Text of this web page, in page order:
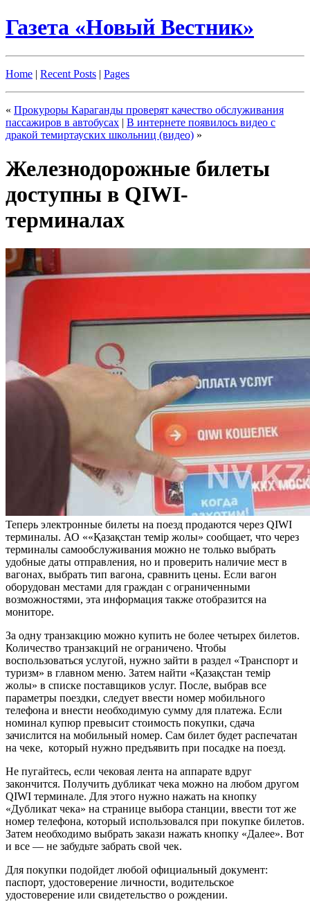
Газета «Новый Вестник»
Home | Recent Posts | Pages
« Прокуроры Караганды проверят качество обслуживания
пассажиров в автобусах | В интернете появилось видео с
дракой темиртауских школьниц (видео) »
Железнодорожные билеты
доступны в QIWI-
терминалах
Теперь электронные билеты на поезд продаются через QIWI
терминалы. АО ««Қазақстан темір жолы» сообщает, что через
терминалы самообслуживания можно не только выбрать
удобные даты отправления, но и проверить наличие мест в
вагонах, выбрать тип вагона, сравнить цены. Если вагон
оборудован местами для граждан с ограниченными
возможностями, эта информация также отобразится на
мониторе.
За одну транзакцию можно купить не более четырех билетов.
Количество транзакций не ограничено. Чтобы
воспользоваться услугой, нужно зайти в раздел «Транспорт и
туризм» в главном меню. Затем найти «Қазақстан темір
жолы» в списке поставщиков услуг. После, выбрав все
параметры поездки, следует ввести номер мобильного
телефона и внести необходимую сумму для платежа. Если
номинал купюр превысит стоимость покупки, сдача
зачислится на мобильный номер. Сам билет будет распечатан
на чеке, который нужно предъявить при посадке на поезд.
Не пугайтесь, если чековая лента на аппарате вдруг
закончится. Получить дубликат чека можно на любом другом
QIWI терминале. Для этого нужно нажать на кнопку
«Дубликат чека» на странице выбора станции, ввести тот же
номер телефона, который использовался при покупке билетов.
Затем необходимо выбрать закази нажать кнопку «Далее». Вот
и все — не забудьте забрать свой чек.
Для покупки подойдет любой официальный документ:
паспорт, удостоверение личности, водительское
удостоверение или свидетельство о рождении.